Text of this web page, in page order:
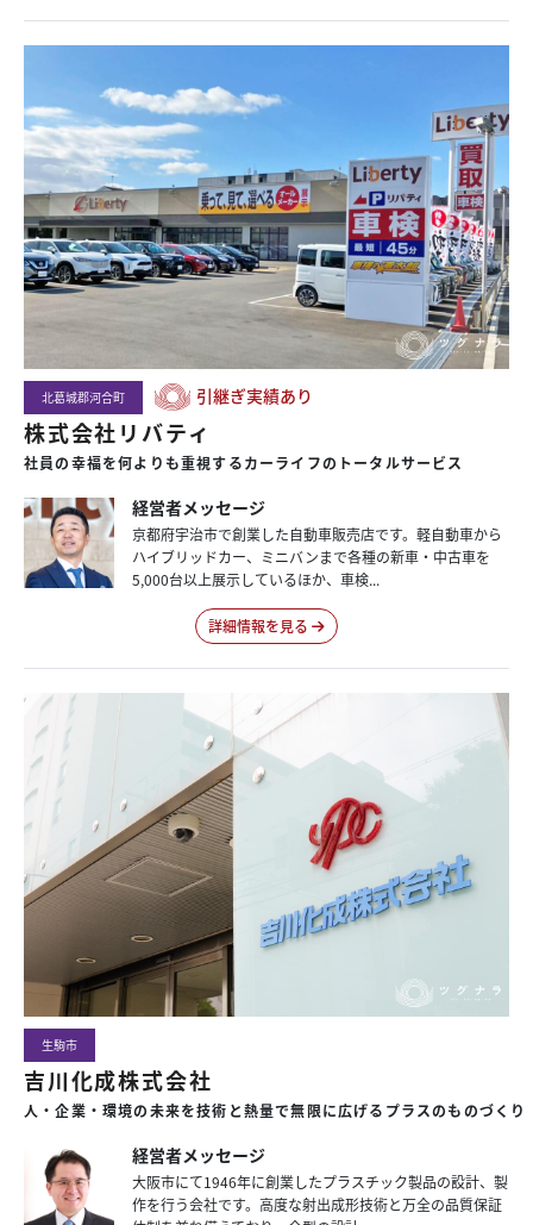
北葛城郡河合町 引継ぎ実績あり
株式会社リバティ
社員の幸福を何よりも重視するカーライフのトータルサービス
経営者メッセージ
京都府宇治市で創業した自動車販売店です。軽自動車から
ハイブリッドカー、ミニバンまで各種の新車・中古車を
5,000台以上展示しているほか、車検...
詳細情報を見る
生駒市
吉川化成株式会社
人・企業・環境の未来を技術と熱量で無限に広げるプラスのものづくり
経営者メッセージ
大阪市にて1946年に創業したプラスチック製品の設計、製
作を行う会社です。高度な射出成形技術と万全の品質保証